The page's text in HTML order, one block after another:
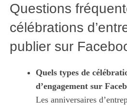
Questions
célébrations
publier sur
Quels types de
d’engagement sur
Les anniversaires